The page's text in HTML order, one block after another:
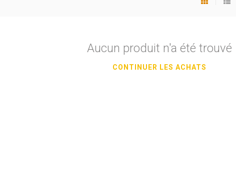
Aucun produit n'a été trouvé
CONTINUER LES ACHATS